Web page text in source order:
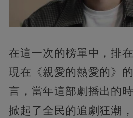
在這一次的榜單中，排
現在《親愛的熱愛的》
言，當年這部劇播出的
掀起了全民的追劇狂潮